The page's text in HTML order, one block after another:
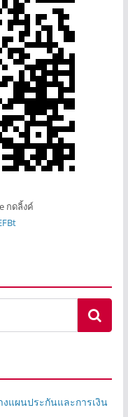
กดลิ้งค์
แผนประกันและการเงิน